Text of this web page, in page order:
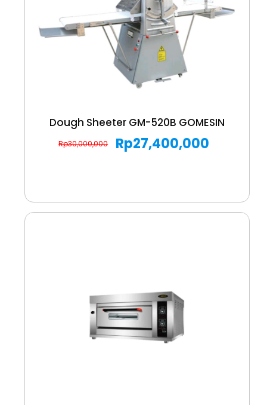
Dough Sheeter GM-520B GOMESIN
Rp27,400,000
Rp30,000,000